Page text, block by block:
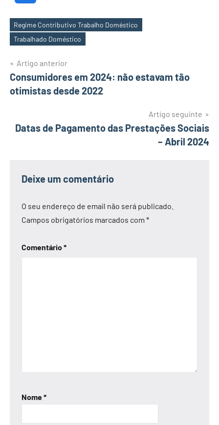
Etiquetas
Regime Contributivo Trabalho Doméstico
Trabalhado Doméstico
Navegação
de
Artigo anterior
Consumidores em 2024: não estavam tão
otimistas desde 2022
Artigo seguinte
Datas de Pagamento das Prestações Sociais
– Abril 2024
Deixe um comentário
O seu endereço de email não será publicado.
Campos obrigatórios marcados com *
Comentário*
Nome*